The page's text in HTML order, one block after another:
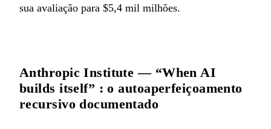
sua avaliação para $5,4 mil milhões.
Anthropic Institute — “When AI
builds itself” : o autoaperfeiçoamento
recursivo documentado